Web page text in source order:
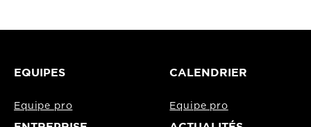
EQUIPES
Equipe pro
CALENDRIER
Equipe pro